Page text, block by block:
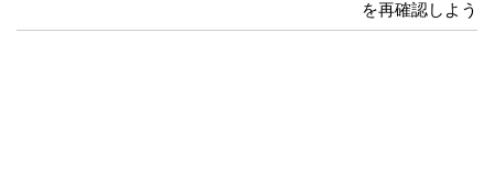
を再確認しよう